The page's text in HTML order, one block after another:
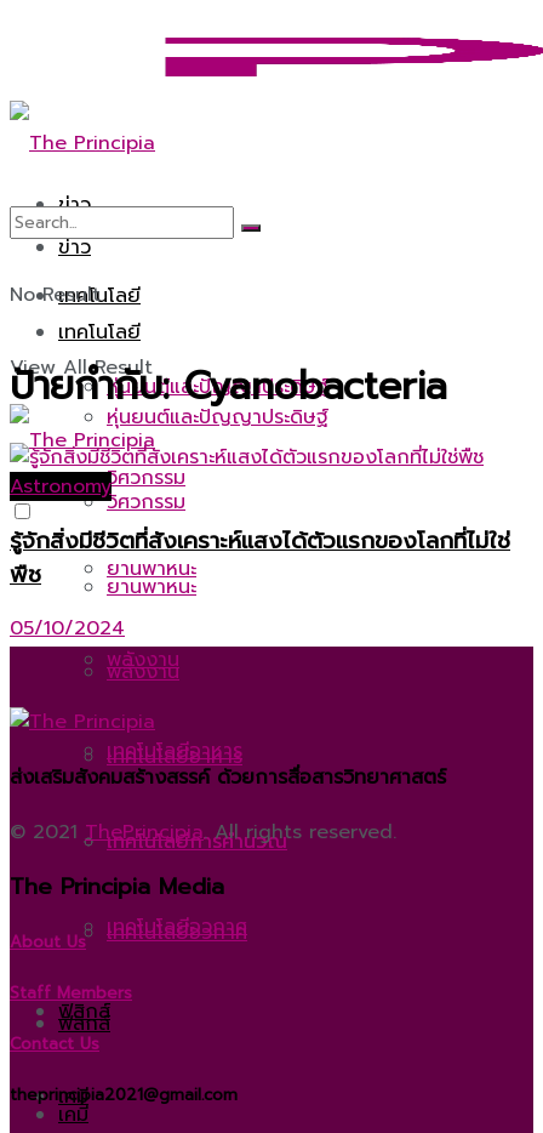
ข่าว
เทคโนโลยี
หุ่นยนต์และปัญญาประดิษฐ์
วิศวกรรม
ยานพาหนะ
พลังงาน
เทคโนโลยีอาหาร
เทคโนโลยีการคำนวณ
เทคโนโลยีอวกาศ
ฟิสิกส์
เคมี
ข่าว
เทคโนโลยี
หุ่นยนต์และปัญญาประดิษฐ์
วิศวกรรม
ยานพาหนะ
พลังงาน
เทคโนโลยีอาหาร
เทคโนโลยีการคำนวณ
เทคโนโลยีอวกาศ
ฟิสิกส์
เคมี
No Result
View All Result
ป้ายกำกับ:Cyanobacteria
Astronomy
รู้จักสิ่งมีชีวิตที่สังเคราะห์แสงได้ตัวแรกของโลกที่ไม่ใช่
พืช
05/10/2024
ส่งเสริมสังคมสร้างสรรค์ ด้วยการสื่อสารวิทยาศาสตร์
© 2021 ThePrincipia. All rights reserved.
The Principia Media
About Us
Staff Members
Contact Us
theprincipia2021@gmail.com